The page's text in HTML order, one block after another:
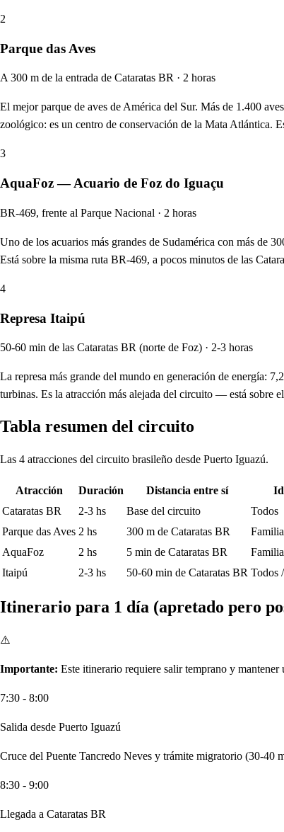
2
Parque das Aves
A 300 m de la entrada de Cataratas BR · 2 horas
El mejor parque de aves de América del Sur. Más de 1.400
zoológico: es un centro de conservación de la Mata Atlántica.
3
AquaFoz — Acuario de Foz do Iguaçu
BR-469, frente al Parque Nacional · 2 horas
Uno de los acuarios más grandes de Sudamérica con más de
Está sobre la misma ruta BR-469, a pocos minutos de las
4
Represa Itaipú
50-60 min de las Cataratas BR (norte de Foz) · 2-3 horas
La represa más grande del mundo en generación de energía:
turbinas. Es la atracción más alejada del circuito — está sobre
Tabla resumen del circuito
Las 4 atracciones del circuito brasileño desde Puerto Iguazú.
Atracción Duración Distancia entre sí
Cataratas BR
2-3 hs Base del circuito
Todos
Parque das Aves 2 hs 300 m de Cataratas BR
AquaFoz
2 hs 5 min de Cataratas BR
Itaipú
2-3 hs 50-60 min de Cataratas BR Todos
Itinerario para 1 día (apretado pero
⚠️
Importante: Este itinerario requiere salir temprano y
7:30 - 8:00
Salida desde Puerto Iguazú
Cruce del Puente Tancredo Neves y trámite migratorio (30-40
8:30 - 9:00
Llegada a Cataratas BR